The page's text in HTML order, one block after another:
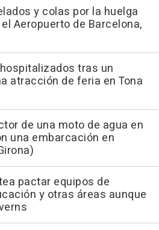
y colas por la huelga
Aeropuerto de Barcelona,
tras un
atracción de feria en Tona
de una moto de agua en
una embarcación en
pactar equipos de
y otras áreas aunque